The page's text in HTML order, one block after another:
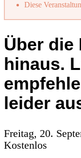
Diese
Über die
hinaus.
leider
Freitag, 20.
Kostenlos